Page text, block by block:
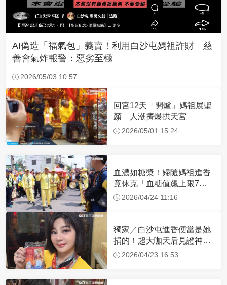
AI偽造「福氣包」義賣！利用白沙屯媽祖詐財 慈
善會氣炸報警：惡劣至極
2026/05/03 10:57
回宮12天「開爐」媽祖展聖
顏 人潮擠爆拱天宮
2026/05/01 15:24
血濃如糖漿！婦隨媽祖進香
竟休克「血糖值飆上限7
倍」 醫曝原因
2026/04/24 11:16
獨家／白沙屯進香便當是她
捐的！超大咖天后見證神
蹟 一靠近媽祖就爆哭
2026/04/23 16:53